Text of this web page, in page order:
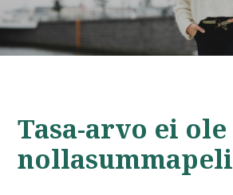
Tasa-arvo ei ole
nollasummapeli